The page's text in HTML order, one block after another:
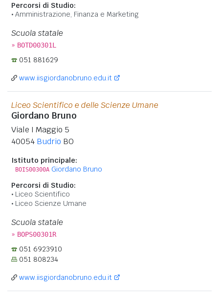
Percorsi di Studio:
Amministrazione, Finanza e Marketing
Scuola statale
» BOTD00301L
051 881629
www.iisgiordanobruno.edu.it
Liceo Scientifico e delle Scienze Umane
Giordano Bruno
Viale I Maggio 5
40054 Budrio BO
Istituto principale:
BOIS00300A Giordano Bruno
Percorsi di Studio:
Liceo Scientifico
Liceo Scienze Umane
Scuola statale
» BOPS00301R
051 6923910
051 808234
www.iisgiordanobruno.edu.it